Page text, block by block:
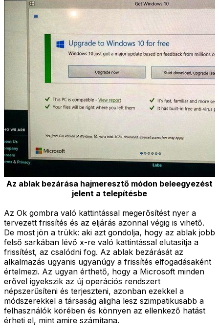
Az ablak bezárása hajmeresztő módon beleegyezést
jelent a telepítésbe
Az Ok gombra való kattintással megerősítést nyer a
tervezett frissítés és az eljárás azonnal végig is vihető.
De most jön a trükk: aki azt gondolja, hogy az ablak jobb
felső sarkában lévő x-re való kattintással elutasítja a
frissítést, az csalódni fog. Az ablak bezárását az
alkalmazás ugyanis ugyanúgy a frissítés elfogadásaként
értelmezi. Az ugyan érthető, hogy a Microsoft minden
erővel igyekszik az új operációs rendszert
népszerűsíteni és terjeszteni, azonban ezekkel a
módszerekkel a társaság aligha lesz szimpatikusabb a
felhasználók körében és könnyen az ellenkező hatást
érheti el, mint amire számítana.